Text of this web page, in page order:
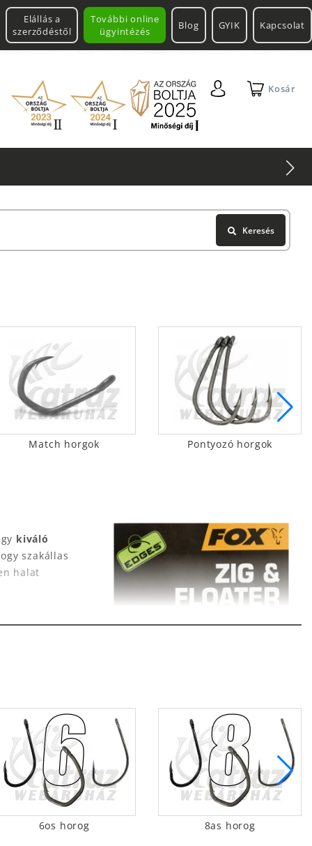
További online
ügyintézés
Elállás a
szerződéstől
Blog GYIK Kapcsolat
Kosár
Keresés
Match horgok
Pontyozó horgok
kiváló
szakállas
halat
azokat
ideális
6os horog 8as horog